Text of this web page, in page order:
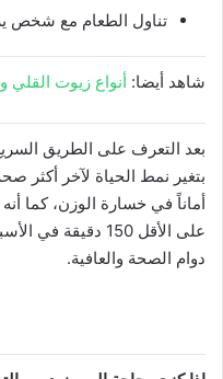
تناول الطعام مع شخص
شاهد أيضا: أنواع زيوت القلي
بعد التعرف على الطريق
بتغير نمط الحياة لآخر أكثر
أماناً في خسارة الوزن، كما
على الأقل 150
دوام الصحة والعافية.